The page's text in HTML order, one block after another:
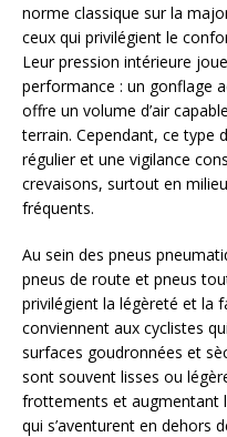
norme classique sur la
ceux qui privilégient le
Leur pression intérieure
performance : un gonflage
offre un volume d’air
terrain. Cependant, ce type
régulier et une vigilance
crevaisons, surtout en
fréquents.
Au sein des pneus
pneus de route et pneus
privilégient la légèreté et la
conviennent aux cyclistes
surfaces goudronnées et
sont souvent lisses ou
frottements et augmentant
qui s’aventurent en dehors